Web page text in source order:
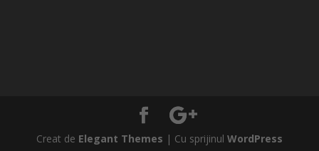
Creat de Elegant Themes | Cu sprijinul WordPress